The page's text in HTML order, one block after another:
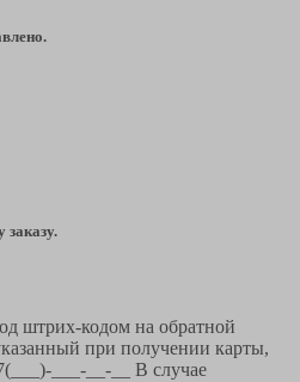
заказу.
штрих-кодом на обратной
при получении карты,
___-__-__ В случае